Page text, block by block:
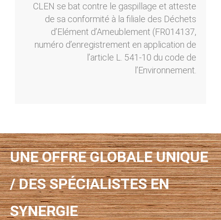
CLEN se bat contre le gaspillage et atteste
de sa conformité à la filiale des Déchets
d’Elément d’Ameublement (FR014137,
numéro d’enregistrement en application de
l’article L. 541-10 du code de
l’Environnement.
UNE OFFRE GLOBALE UNIQUE
/ DES SPÉCIALISTES EN
SYNERGIE